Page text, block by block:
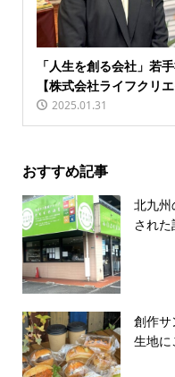
「人生を創る会社」若
【株式会社ライフクリエ
2025.01.31
おすすめ記事
北九州
され
創作
生地に